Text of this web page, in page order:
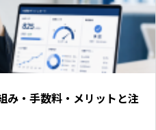
み・手数料・メリットと注